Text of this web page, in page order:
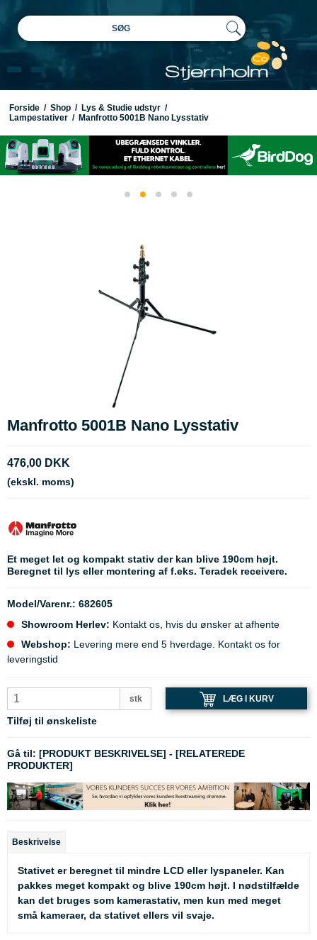
SØG
Forside / Shop / Lys & Studie udstyr /
Lampestativer / Manfrotto 5001B Nano Lysstativ
Manfrotto 5001B Nano Lysstativ
476,00 DKK
(ekskl. moms)
Et meget let og kompakt stativ der kan blive 190cm højt.
Beregnet til lys eller montering af f.eks. Teradek receivere.
Model/Varenr.: 682605
Showroom Herlev: Kontakt os, hvis du ønsker at afhente
Webshop: Levering mere end 5 hverdage. Kontakt os for
leveringstid
stk LÆG I KURV
Tilføj til ønskeliste
Gå til: [PRODUKT BESKRIVELSE] - [RELATEREDE
PRODUKTER]
Beskrivelse
Stativet er beregnet til mindre LCD eller lyspaneler. Kan
pakkes meget kompakt og blive 190cm højt. I nødstilfælde
kan det bruges som kamerastativ, men kun med meget
små kameraer, da stativet ellers vil svaje.